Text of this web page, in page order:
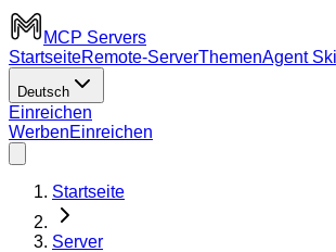
MCP Servers
StartseiteRemote-ServerThemenAgent
Deutsch
Einreichen
WerbenEinreichen
Startseite
Server